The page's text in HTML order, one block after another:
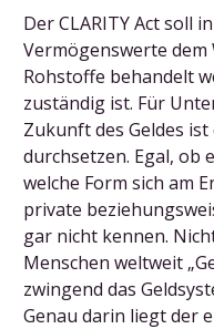
Der CLARITY Act soll
Vermögenswerte
Rohstoffe behandelt
zuständig ist. Für
Zukunft des Geldes
durchsetzen. Egal, ob
welche Form sich am
private
gar nicht kennen.
Menschen weltweit
zwingend das
Genau darin liegt der